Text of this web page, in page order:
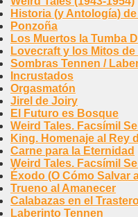
Historia (y Antología)
Ponzoña
Los Muertos la Tumba
Lovecraft y los Mitos
Sombras Tennen /
Incrustados
Orgasmatón
Jirel de Joiry
El Futuro es Bosque
Weird Tales. Facsímil
King. Homenaje al Rey
Carne para la Eternidad
Weird Tales. Facsímil
Éxodo (O Cómo Salvar
Trueno al Amanecer
Calabazas en el
Laberinto Tennen